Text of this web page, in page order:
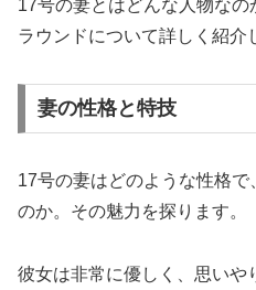
17号の妻とはどんな人物な
ラウンドについて詳しく紹介
妻の性格と特技
17号の妻はどのような性格
のか。その魅力を探ります。
彼女は非常に優しく、思いや